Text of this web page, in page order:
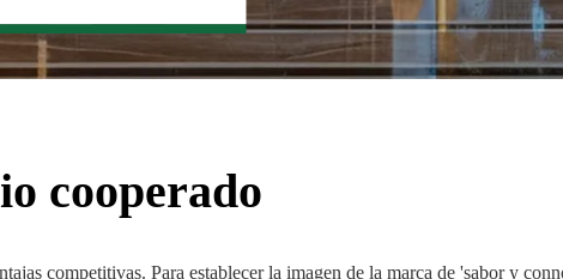
cooperado
competitivas. Para establecer la imagen de la marca de 'sabor y